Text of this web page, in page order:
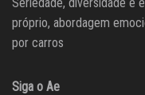
próprio, abordagem
por carros
Siga o Ae